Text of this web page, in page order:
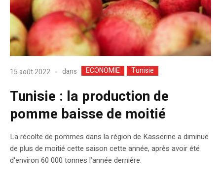
15 août 2022 dans ECONOMIE Tunisie
Tunisie : la production de
pomme baisse de moitié
La récolte de pommes dans la région de Kasserine a diminué
de plus de moitié cette saison cette année, après avoir été
d'environ 60 000 tonnes l’année dernière.